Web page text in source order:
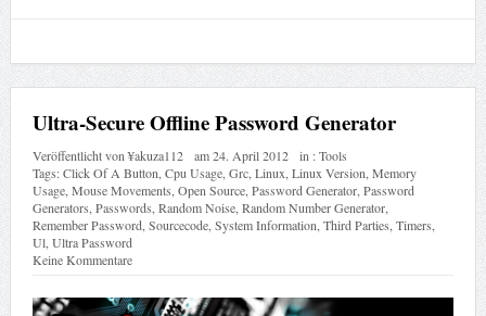
Ultra-Secure Offline Password Generator
Veröffentlicht von¥akuza112 am24. April 2012 in :Tools
Tags:Click Of A Button,Cpu Usage,Grc,Linux,Linux Version,Memory
Usage,Mouse Movements,Open Source,Password Generator,Password
Generators,Passwords,Random Noise,Random Number Generator,
Remember Password,Sourcecode,System Information,Third Parties,Timers,
Ul,Ultra Password
Keine Kommentare